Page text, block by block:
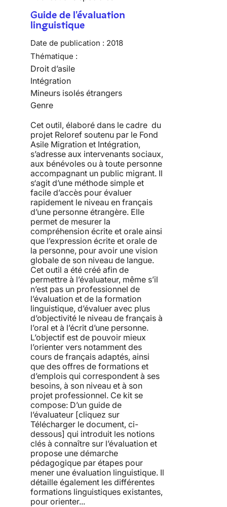
Guide de l'évaluation
linguistique
Date de publication : 2018
Thématique :
Droit d’asile
Intégration
Mineurs isolés étrangers
Genre
Cet outil, élaboré dans le cadre du
projet Reloref soutenu par le Fond
Asile Migration et Intégration,
s’adresse aux intervenants sociaux,
aux bénévoles ou à toute personne
accompagnant un public migrant. Il
s‘agit d’une méthode simple et
facile d’accès pour évaluer
rapidement le niveau en français
d’une personne étrangère. Elle
permet de mesurer la
compréhension écrite et orale ainsi
que l’expression écrite et orale de
la personne, pour avoir une vision
globale de son niveau de langue.
Cet outil a été créé afin de
permettre à l’évaluateur, même s’il
n’est pas un professionnel de
l’évaluation et de la formation
linguistique, d’évaluer avec plus
d’objectivité le niveau de français à
l’oral et à l’écrit d’une personne.
L’objectif est de pouvoir mieux
l’orienter vers notamment des
cours de français adaptés, ainsi
que des offres de formations et
d’emplois qui correspondent à ses
besoins, à son niveau et à son
projet professionnel. Ce kit se
compose: D’un guide de
l’évaluateur [cliquez sur
Télécharger le document, ci-
dessous] qui introduit les notions
clés à connaître sur l’évaluation et
propose une démarche
pédagogique par étapes pour
mener une évaluation linguistique. Il
détaille également les différentes
formations linguistiques existantes,
pour orienter...